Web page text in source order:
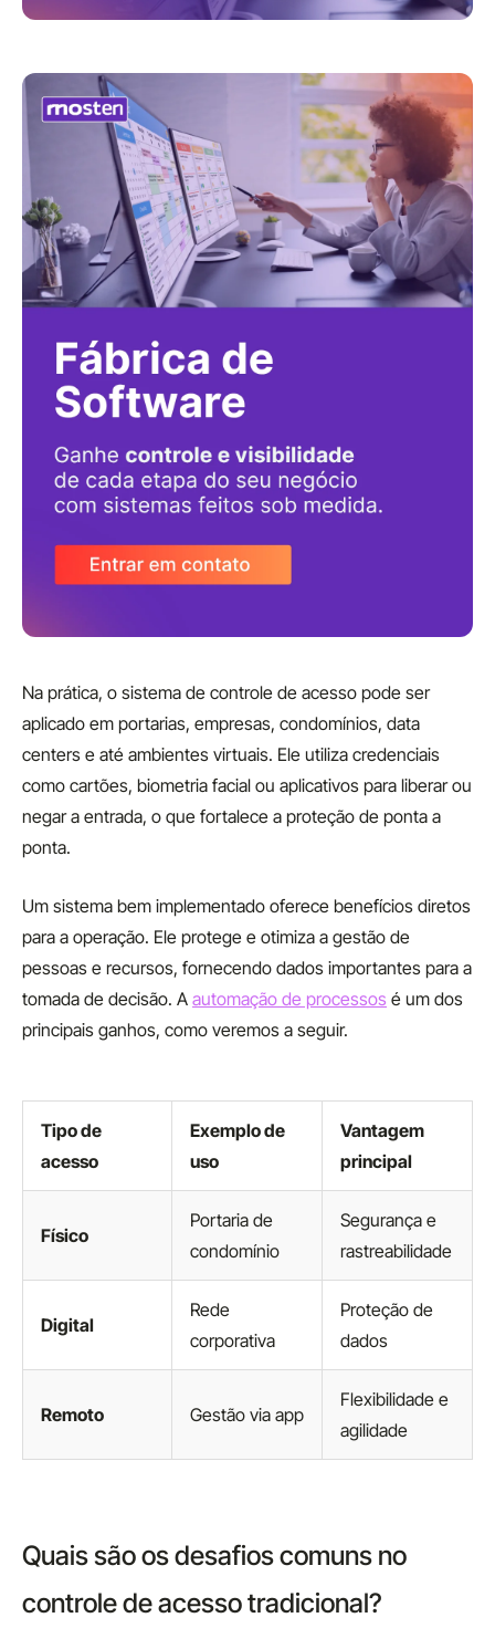
Na prática, o sistema de controle de acesso pode ser
aplicado em portarias, empresas, condomínios, data
centers e até ambientes virtuais. Ele utiliza credenciais
como cartões, biometria facial ou aplicativos para liberar ou
negar a entrada, o que fortalece a proteção de ponta a
ponta.
Um sistema bem implementado oferece benefícios diretos
para a operação. Ele protege e otimiza a gestão de
pessoas e recursos, fornecendo dados importantes para a
tomada de decisão. A automação de processos é um dos
principais ganhos, como veremos a seguir.
Tipo de
acesso
Exemplo de
uso
Vantagem
principal
Físico
Portaria de
condomínio
Segurança e
rastreabilidade
Digital
Rede
corporativa
Proteção de
dados
Remoto Gestão via app
Flexibilidade e
agilidade
Quais são os desafios comuns no
controle de acesso tradicional?